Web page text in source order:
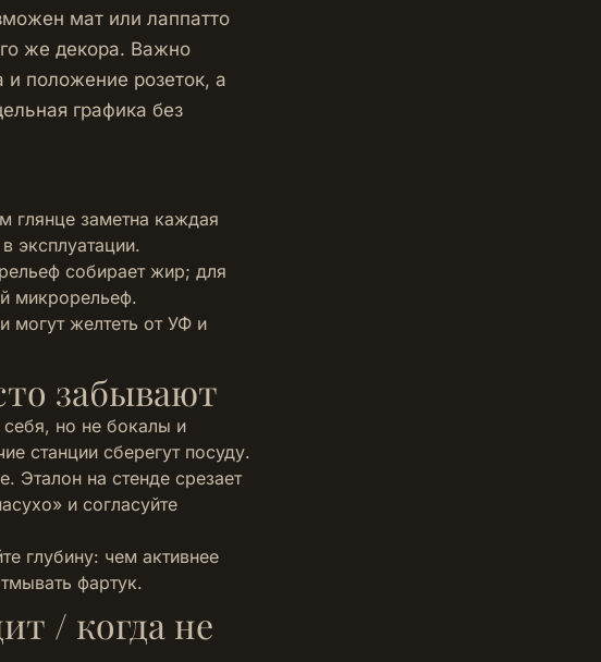
мат или лаппатто
же декора. Важно
и положение розеток, а
графика без
глянце заметна каждая
эксплуатации.
собирает жир; для
микрорельеф.
могут желтеть от УФ и
забывают
но не бокалы и
станции сберегут посуду.
Эталон на стенде срезает
и согласуйте
глубину: чем активнее
фартук.
/ когда не